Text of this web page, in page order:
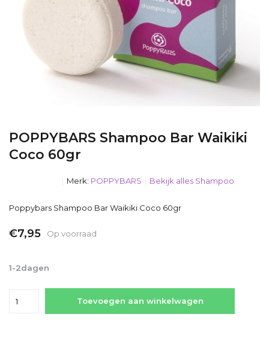
POPPYBARS Shampoo Bar Waikiki
Coco 60gr
Merk: POPPYBARS Bekijk alles Shampoo
Poppybars Shampoo Bar Waikiki Coco 60gr
€7,95 Op voorraad
1-2dagen
Toevoegen aan winkelwagen